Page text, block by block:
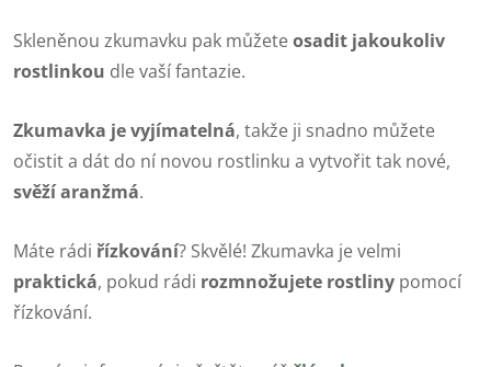
Skleněnou zkumavku pak můžeteosadit jakoukoliv
rostlinkou dle vaší fantazie.
Zkumavka je vyjímatelná, takže ji snadno můžete
očistit a dát do ní novou rostlinku a vytvořit tak nové,
svěží aranžmá.
Máte rádi řízkování? Skvělé! Zkumavka je velmi
praktická, pokud rádi rozmnožujete rostliny pomocí
řízkování.